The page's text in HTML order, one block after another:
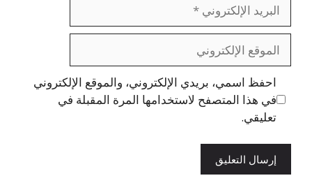
الإلكتروني
الموقع
الإلكتروني
احفظ اسمي، بريدي الإلكتروني، والموقع الإلكتروني
في هذا المتصفح لاستخدامها المرة المقبلة في
تعليقي.